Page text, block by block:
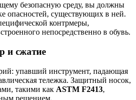
безопасную среду, вы должны
опасностей, существующих в ней.
контрмеры,
непосредственно в обувь.
и сжатие
упавший инструмент, падающая
тележка. Защитный носок,
такими как ASTM F2413,
решением.